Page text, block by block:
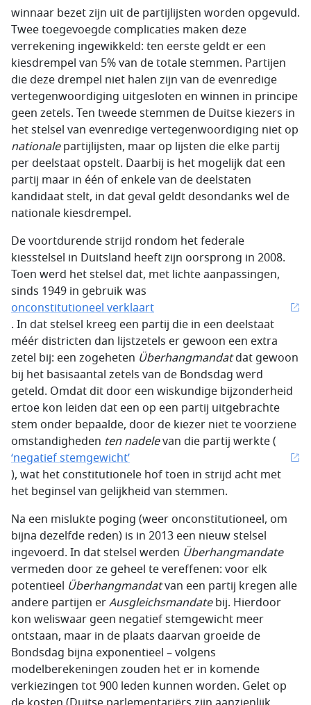
winnaar bezet zijn uit de partijlijsten worden opgevuld.
Twee toegevoegde complicaties maken deze
verrekening ingewikkeld: ten eerste geldt er een
kiesdrempel van 5% van de totale stemmen. Partijen
die deze drempel niet halen zijn van de evenredige
vertegenwoordiging uitgesloten en winnen in principe
geen zetels. Ten tweede stemmen de Duitse kiezers in
het stelsel van evenredige vertegenwoordiging niet op
nationalepartijlijsten, maar op lijsten die elke partij
per deelstaat opstelt. Daarbij is het mogelijk dat een
partij maar in één of enkele van de deelstaten
kandidaat stelt, in dat geval geldt desondanks wel de
nationale kiesdrempel.
De voortdurende strijd rondom het federale
kiesstelsel in Duitsland heeft zijn oorsprong in 2008.
Toen werd het stelsel dat, met lichte aanpassingen,
sinds 1949 in gebruik was
onconstitutioneel verklaart
. In dat stelsel kreeg een partij die in een deelstaat
méér districten dan lijstzetels er gewoon een extra
zetel bij: een zogeheten Überhangmandatdat gewoon
bij het basisaantal zetels van de Bondsdag werd
geteld. Omdat dit door een wiskundige bijzonderheid
ertoe kon leiden dat een op een partij uitgebrachte
stem onder bepaalde, door de kiezer niet te voorziene
omstandigheden ten nadelevan die partij werkte (
‘negatief stemgewicht’
), wat het constitutionele hof toen in strijd acht met
het beginsel van gelijkheid van stemmen.
Na een mislukte poging (weer onconstitutioneel, om
bijna dezelfde reden) is in 2013 een nieuw stelsel
ingevoerd. In dat stelsel werden Überhangmandate
vermeden door ze geheel te vereffenen: voor elk
potentieel Überhangmandatvan een partij kregen alle
andere partijen erAusgleichsmandatebij. Hierdoor
kon weliswaar geen negatief stemgewicht meer
ontstaan, maar in de plaats daarvan groeide de
Bondsdag bijna exponentieel – volgens
modelberekeningen zouden het er in komende
verkiezingen tot 900 leden kunnen worden. Gelet op